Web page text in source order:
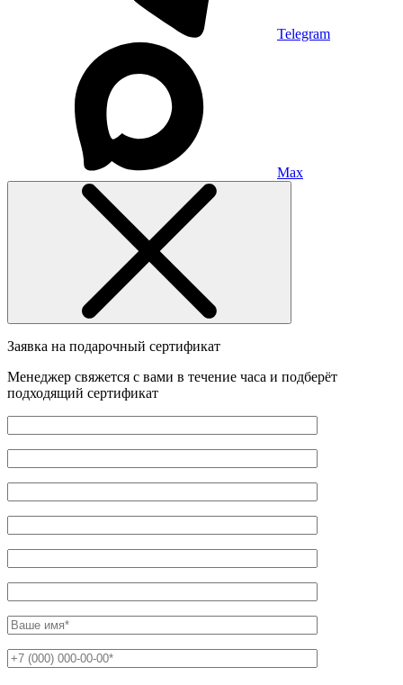
Telegram
Max
Заявка на подарочный сертификат
Менеджер свяжется с вами в течение часа и подберёт
подходящий сертификат